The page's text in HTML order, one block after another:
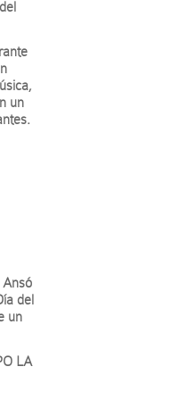
un
Ansó
del
un
LA